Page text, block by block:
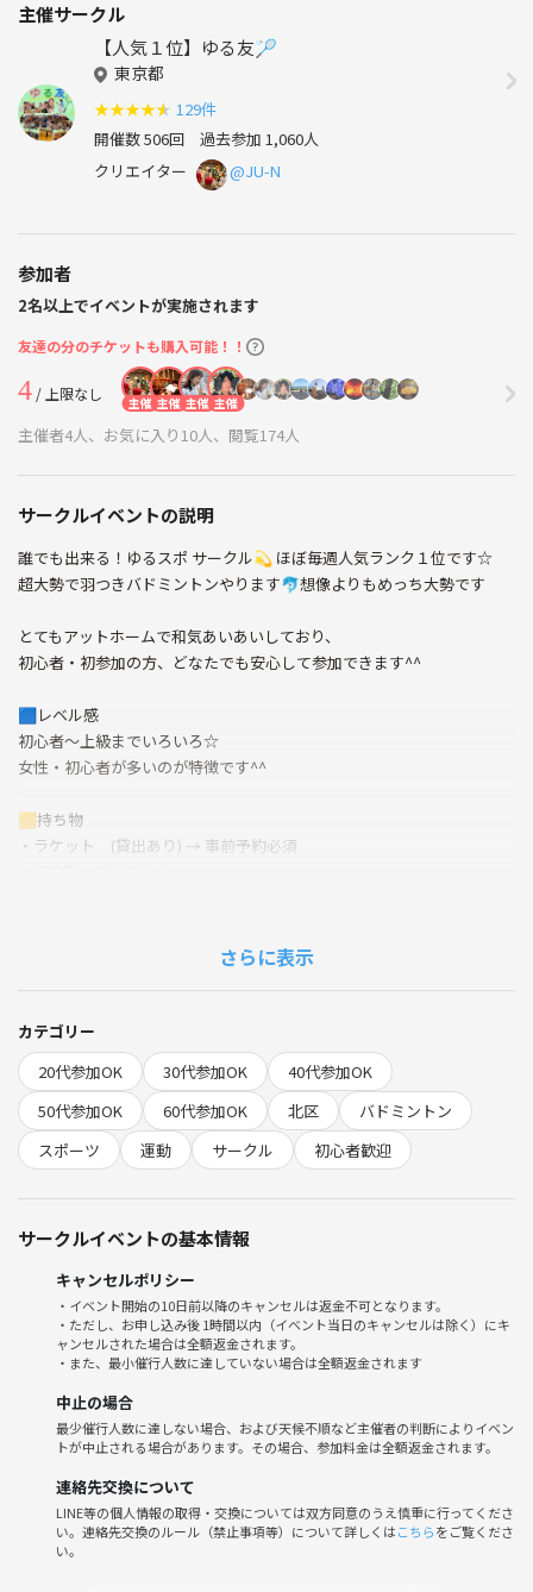
主催サークル
【人気１位】ゆる友🏸
東京都
★★★★★ 129件
開催数 506回 過去参加 1,060人
クリエイター
@JU-N
参加者
2名以上でイベントが実施されます
友達の分のチケットも購入可能！！
4/ 上限なし 主催 主催 主催 主催
主催者4人、お気に入り10人、閲覧174人
サークルイベントの説明
誰でも出来る！ゆるスポ サークル💫 ほぼ毎週人気ランク１位です☆
超大勢で羽つきバドミントンやります🐬想像よりもめっち大勢です
とてもアットホームで和気あいあいしており、
初心者・初参加の方、どなたでも安心して参加できます^^
🟦レベル感
初心者～上級までいろいろ☆
女性・初心者が多いのが特徴です^^
🟨持ち物
・ラケット (貸出あり) → 事前予約必須
🟥現地集金 (別途)
ラケット ＋500円
月の初回 ＋1000円
「つなげーとから来ました」と声かけてください^^
で確認してください
※とても大きなサークルで、私１人でやっているため、個別のメッセー
ジはお返事できません(>_<)ｺﾞﾒﾝﾅｻｲ
⚓️ Tokyo International Badminton Team
Friendly, Japan’s largest
Little English is fine ✋️ Me too !
⛱️ Skill & Gear
さらに表示
カテゴリー
20代参加OK
30代参加OK
40代参加OK
50代参加OK
60代参加OK 北区
バドミントン
スポーツ
運動 サークル 初心者歓迎
サークルイベントの基本情報
キャンセルポリシー
・イベント開始の10日前以降のキャンセルは返金不可となります。
・ただし、お申し込み後 1時間以内（イベント当日のキャンセルは除く）にキ
ャンセルされた場合は全額返金されます。
・また、最小催行人数に達していない場合は全額返金されます
中止の場合
最少催行人数に達しない場合、および天候不順など主催者の判断によりイベン
トが中止される場合があります。その場合、参加料金は全額返金されます。
連絡先交換について
LINE等の個人情報の取得・交換については双方同意のうえ慎重に行ってくださ
い。連絡先交換のルール（禁止事項等）について詳しくはこちらをご覧くださ
い。